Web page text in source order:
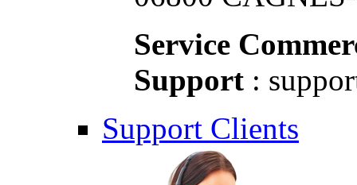
Service
Support :
Support Clients